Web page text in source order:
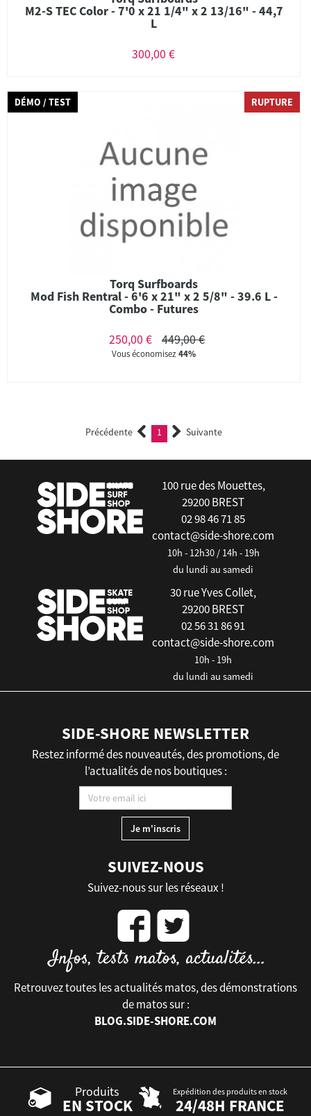
M2-S TEC Color - 7'0 x 21 1/4" x 2 13/16" - 44,7
L
300,00 €
DÉMO / TEST RUPTURE
Torq Surfboards
Mod Fish Rentral - 6'6 x 21" x 2 5/8" - 39.6 L -
Combo - Futures
250,00 €
449,00 €
Vous économisez44%
Précédente 1 (current)Suivante
100 rue des Mouettes,
29200 BREST
02 98 46 71 85
contact@side-shore.com
10h - 12h30 / 14h - 19h
du lundi au samedi
30 rue Yves Collet,
29200 BREST
02 56 31 86 91
contact@side-shore.com
10h - 19h
du lundi au samedi
SIDE-SHORE NEWSLETTER
Restez informé des nouveautés, des promotions, de
l’actualités de nos boutiques :
SUIVEZ-NOUS
Suivez-nous sur les réseaux !
Retrouvez toutes les actualités matos, des démonstrations
de matos sur :
BLOG.SIDE-SHORE.COM
Produits
EN STOCK
Expédition des produits en stock
24/48H FRANCE